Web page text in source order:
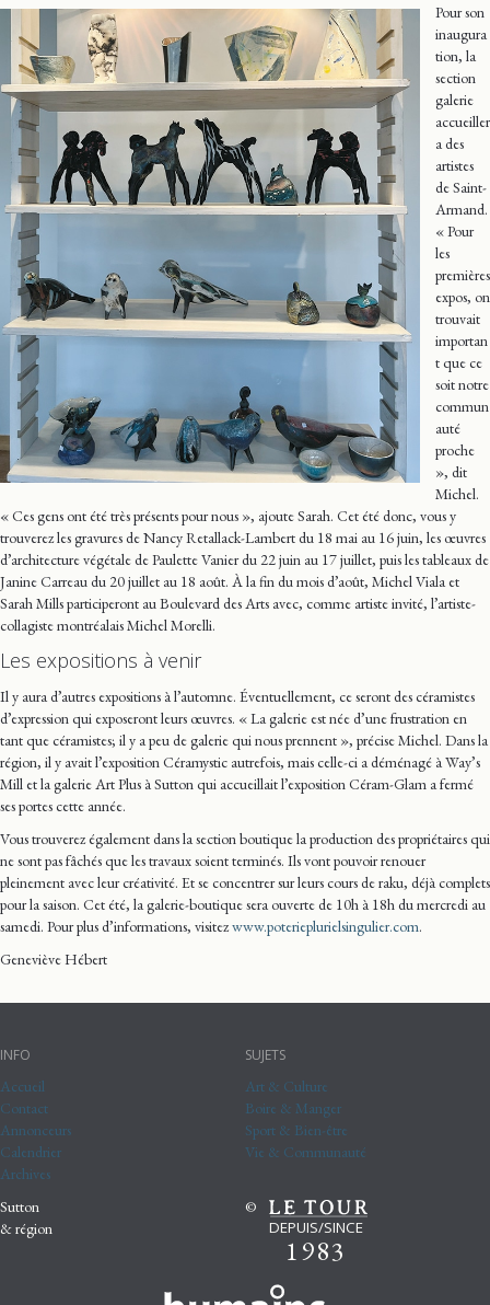
Pour son
inaugura
tion, la
section
galerie
accueiller
a des
artistes
de Saint-
Armand.
« Pour
les
premières
expos, on
trouvait
importan
t que ce
soit notre
commun
auté
proche
», dit
Michel.
« Ces gens ont été très présents pour nous », ajoute Sarah. Cet été donc, vous y
trouverez les gravures de Nancy Retallack-Lambert du 18 mai au 16 juin, les œuvres
d’architecture végétale de Paulette Vanier du 22 juin au 17 juillet, puis les tableaux de
Janine Carreau du 20 juillet au 18 août. À la fin du mois d’août, Michel Viala et
Sarah Mills participeront au Boulevard des Arts avec, comme artiste invité, l’artiste-
collagiste montréalais Michel Morelli.
Les expositions à venir
Il y aura d’autres expositions à l’automne. Éventuellement, ce seront des céramistes
d’expression qui exposeront leurs œuvres. « La galerie est née d’une frustration en
tant que céramistes; il y a peu de galerie qui nous prennent », précise Michel. Dans la
région, il y avait l’exposition Céramystic autrefois, mais celle-ci a déménagé à Way’s
Mill et la galerie Art Plus à Sutton qui accueillait l’exposition Céram-Glam a fermé
ses portes cette année.
Vous trouverez également dans la section boutique la production des propriétaires qui
ne sont pas fâchés que les travaux soient terminés. Ils vont pouvoir renouer
pleinement avec leur créativité. Et se concentrer sur leurs cours de raku, déjà complets
pour la saison. Cet été, la galerie-boutique sera ouverte de 10h à 18h du mercredi au
samedi. Pour plus d’informations, visitezwww.poterieplurielsingulier.com.
Geneviève Hébert
INFO
Accueil
Contact
Annonceurs
Calendrier
Archives
SUJETS
Art & Culture
Boire & Manger
Sport & Bien-être
Vie & Communauté
Sutton
& région
©
DEPUIS/SINCE
1983